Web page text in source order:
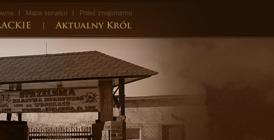
Mapa serwisu Poleć znajomemu